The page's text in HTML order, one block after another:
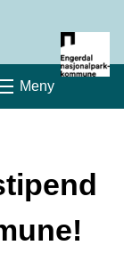
Meny